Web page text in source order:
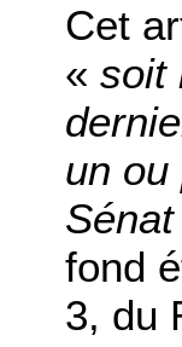
Cet
« soit
un ou
Sénat
fond
3, du